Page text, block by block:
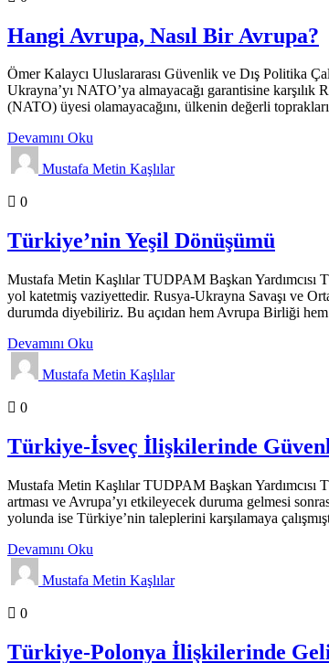
Hangi Avrupa, Nasıl Bir Avrupa?
Ömer Kalaycı Uluslararası Güvenlik ve Dış Politika
Ukrayna’yı NATO’ya almayacağı garantisine
(NATO) üyesi olamayacağını, ülkenin değerli
Devamını Oku
Mustafa Metin Kaşlılar
0
Türkiye’nin Yeşil Dönüşümü
Mustafa Metin Kaşlılar TUDPAM Başkan Yardımcısı
yol katetmiş vaziyettedir. Rusya-Ukrayna Savaşı ve
durumda diyebiliriz. Bu açıdan hem Avrupa Birliği
Devamını Oku
Mustafa Metin Kaşlılar
0
Türkiye-İsveç İlişkilerinde
Mustafa Metin Kaşlılar TUDPAM Başkan Yardımcısı
artması ve Avrupa’yı etkileyecek duruma gelmesi
yolunda ise Türkiye’nin taleplerini karşılamaya
Devamını Oku
Mustafa Metin Kaşlılar
0
Türkiye-Polonya İlişkilerinde